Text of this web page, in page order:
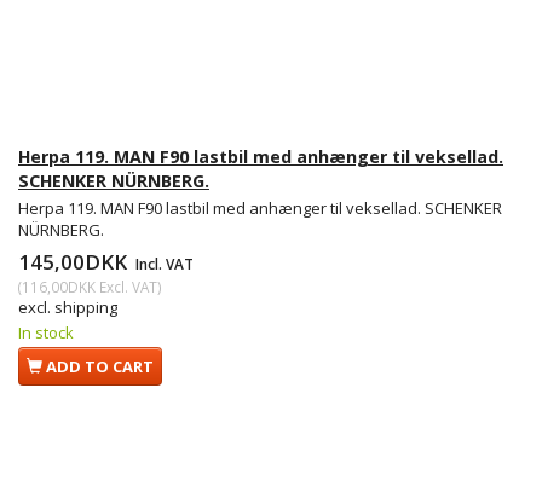
Herpa 119. MAN F90 lastbil med anhænger til veksellad.
SCHENKER NÜRNBERG.
Herpa 119. MAN F90 lastbil med anhænger til veksellad. SCHENKER
NÜRNBERG.
145,00DKK Incl. VAT
(116,00DKK Excl. VAT)
excl. shipping
In stock
ADD TO CART